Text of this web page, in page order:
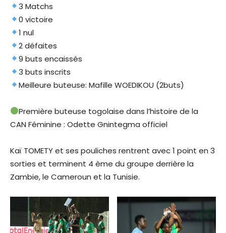
3 Matchs
0 victoire
1 nul
2 défaites
9 buts encaissés
3 buts inscrits
Meilleure buteuse: Mafille WOEDIKOU (2buts)
Première buteuse togolaise dans l’histoire de la
CAN Féminine : Odette Gnintegma officiel
Kaï TOMETY et ses pouliches rentrent avec 1 point en 3
sorties et terminent 4 ème du groupe derrière la
Zambie, le Cameroun et la Tunisie.